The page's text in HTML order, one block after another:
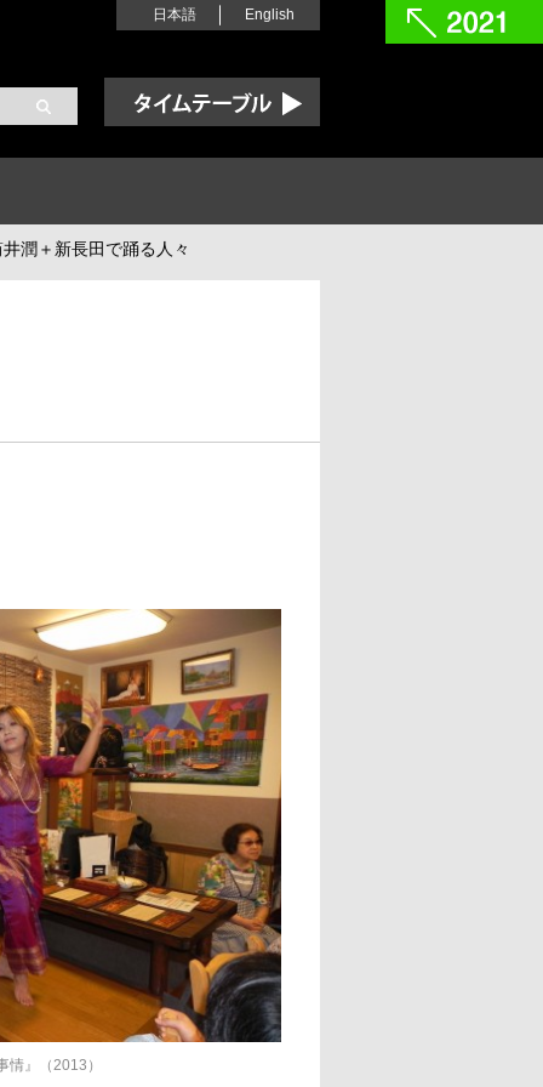
日本語 English
潤＋新長田で踊る人々
』（2013）